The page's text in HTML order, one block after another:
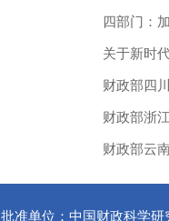
四部门：
关于新时
批准单位：中国财政科学